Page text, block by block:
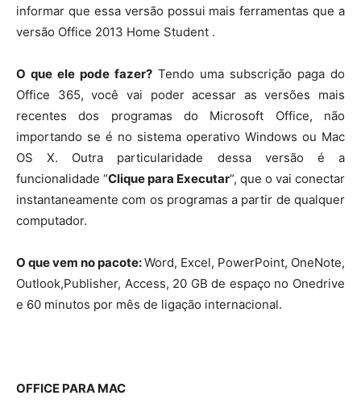
informar que essa versão possui mais ferramentas que a
versão Office 2013 Home Student .
O que ele pode fazer? Tendo uma subscrição paga do
Office 365, você vai poder acessar as versões mais
recentes dos programas do Microsoft Office, não
importando se é no sistema operativo Windows ou Mac
OS X. Outra particularidade dessa versão é a
funcionalidade “Clique para Executar“, que o vai conectar
instantaneamente com os programas a partir de qualquer
computador.
O que vem no pacote:Word, Excel, PowerPoint, OneNote,
Outlook,Publisher, Access, 20 GB de espaço no Onedrive
e 60 minutos por mês de ligação internacional.
OFFICE PARA MAC